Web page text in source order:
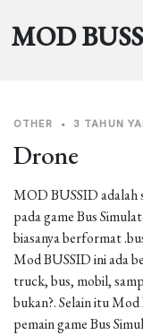
MOD
OTHER • 3 TAHUN
Drone
MOD BUSSID adalah
pada game Bus
biasanya berformat
Mod BUSSID ini ada
truck, bus, mobil,
bukan?. Selain itu
pemain game Bus